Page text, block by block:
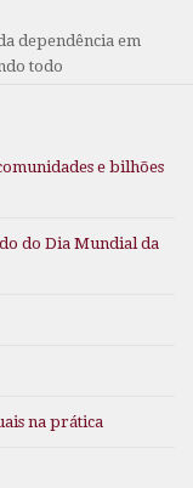
dependência em
todo
e bilhões
do Dia Mundial da
na prática